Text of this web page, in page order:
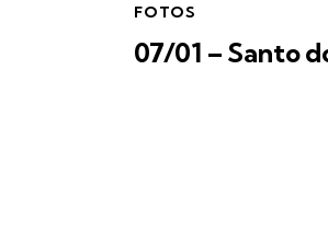
FOTOS
07/01 – Santo